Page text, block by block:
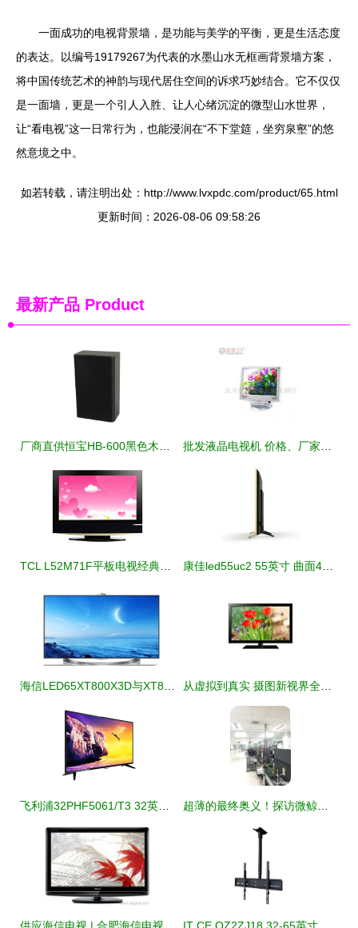
一面成功的电视背景墙，是功能与美学的平衡，更是生活态度
的表达。以编号19179267为代表的水墨山水无框画背景墙方案，
将中国传统艺术的神韵与现代居住空间的诉求巧妙结合。它不仅仅
是一面墙，更是一个引人入胜、让人心绪沉淀的微型山水世界，
让“看电视”这一日常行为，也能浸润在“不下堂筵，坐穷泉壑”的悠
然意境之中。
如若转载，请注明出处：http://www.lvxpdc.com/product/65.html
更新时间：2026-08-06 09:58:26
最新产品 Product